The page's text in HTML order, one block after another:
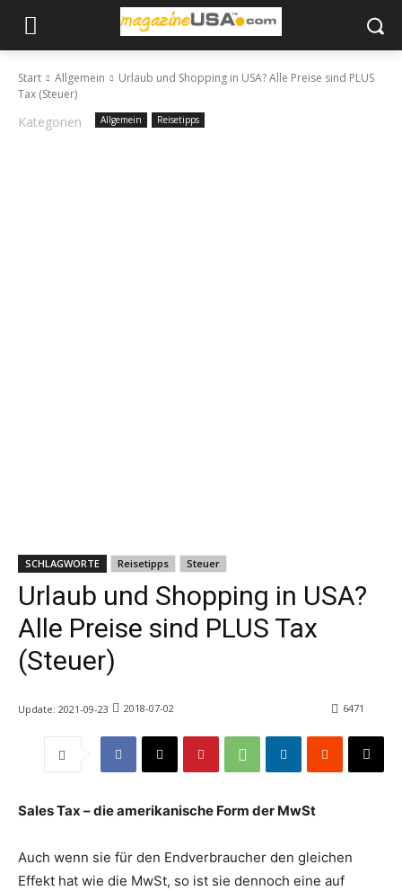
Start Allgemein
Urlaub und Shopping in USA? Alle Preise sind PLUS
Tax (Steuer)
Kategorien Allgemein Reisetipps
SCHLAGWORTE Reisetipps Steuer
Urlaub und Shopping in USA?
Alle Preise sind PLUS Tax
(Steuer)
Update: 2021-09-23 2018-07-02 6471
Sales Tax – die amerikanische Form der MwSt
Auch wenn sie für den Endverbraucher den gleichen
Effekt hat wie die MwSt, so ist sie dennoch eine auf